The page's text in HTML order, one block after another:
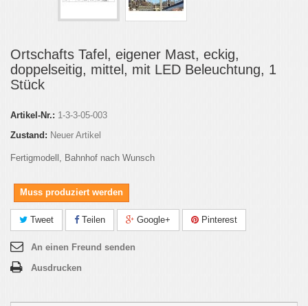
Ortschafts Tafel, eigener Mast, eckig,
doppelseitig, mittel, mit LED Beleuchtung, 1
Stück
Artikel-Nr.: 1-3-3-05-003
Zustand: Neuer Artikel
Fertigmodell, Bahnhof nach Wunsch
Muss produziert werden
Tweet Teilen Google+ Pinterest
An einen Freund senden
Ausdrucken